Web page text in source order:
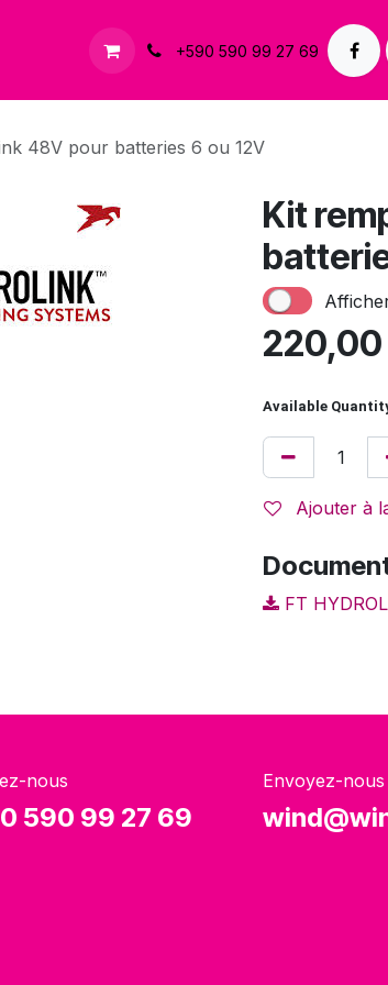
Contactez-nous+590 590 99 27 69
48V pour batteries 6 ou 12V
Kit
220,00
Available
Ajouter à
FT
nous
590 99 27 69
Envoyez-